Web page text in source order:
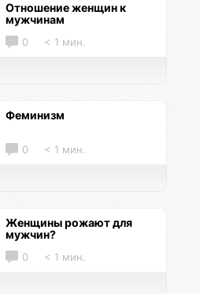
Отношение женщин к
мужчинам
0 < 1 мин.
Феминизм
0 < 1 мин.
Женщины рожают для
мужчин?
0 < 1 мин.